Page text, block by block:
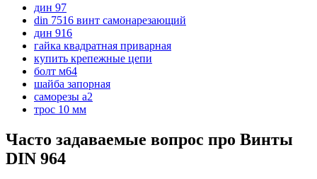
дин 97
din 7516 винт самонарезающий
дин 916
гайка квадратная приварная
купить крепежные цепи
болт м64
шайба запорная
саморезы а2
трос 10 мм
Часто задаваемые вопрос про Винты
DIN 964